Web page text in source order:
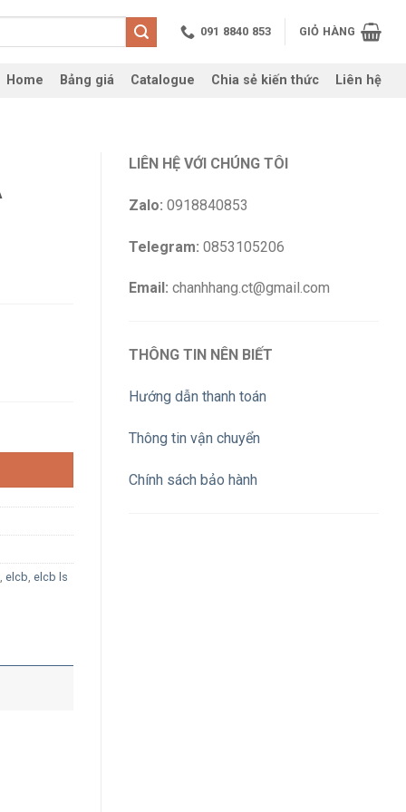
091 8840 853 GIỎ HÀNG
Home Bảng giá Catalogue Chia sẻ kiến thức Liên hệ
LIÊN HỆ VỚI CHÚNG TÔI
Zalo: 0918840853
Telegram: 0853105206
Email: chanhhang.ct@gmail.com
THÔNG TIN NÊN BIẾT
Hướng dẫn thanh toán
Thông tin vận chuyển
Chính sách bảo hành
elcb elcb ls